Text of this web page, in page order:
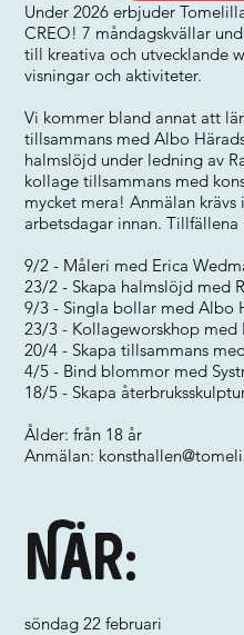
Under 2026 erbjuder
CREO! 7 måndagskvällar
till kreativa och utvecklande
visningar och aktiviteter.
Vi kommer bland annat att
tillsammans med Albo
halmslöjd under ledning av
kollage tillsammans med
mycket mera! Anmälan
arbetsdagar innan. Tillfällena
9/2 - Måleri med Erica
23/2 - Skapa halmslöjd med
9/3 - Singla bollar med Albo
23/3 - Kollageworskhop med
20/4 - Skapa tillsammans
4/5 - Bind blommor med
18/5 - Skapa
Ålder: från 18 år
Anmälan:
När:
söndag 22 februari